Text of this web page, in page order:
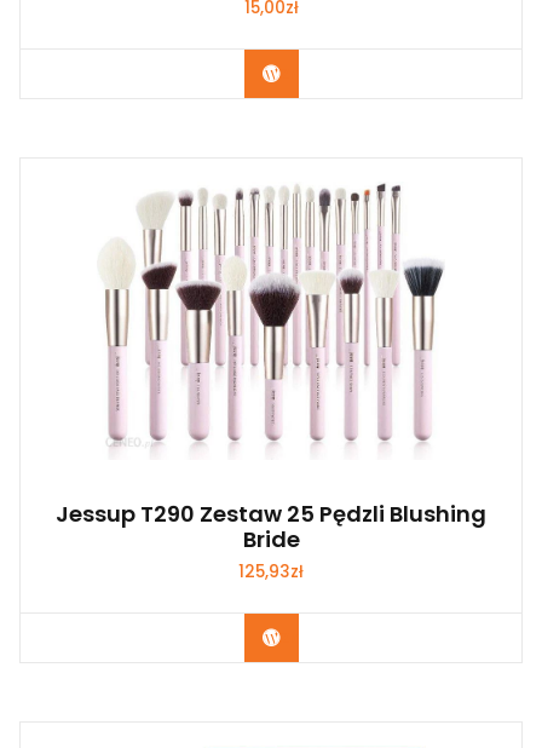
15,00zł
Zobacz
Jessup T290 Zestaw 25 Pędzli Blushing
Bride
125,93zł
Zobacz